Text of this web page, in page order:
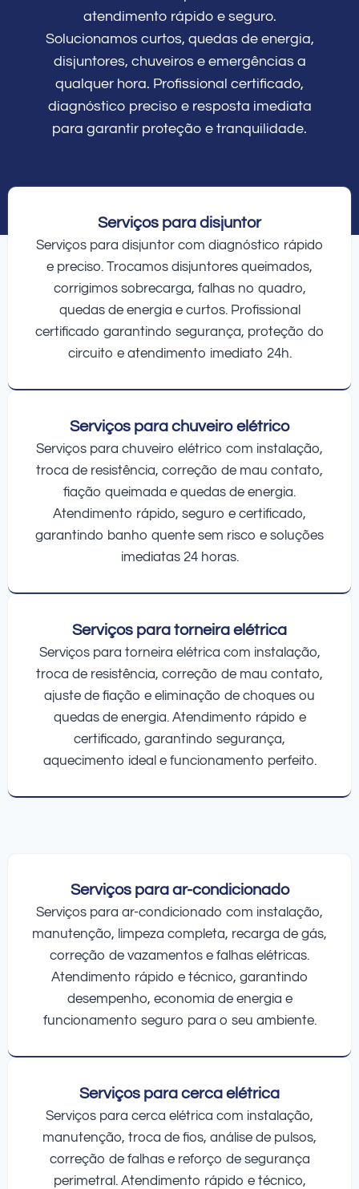
atendimento rápido e seguro.
Solucionamos curtos, quedas de energia,
disjuntores, chuveiros e emergências a
qualquer hora. Profissional certificado,
diagnóstico preciso e resposta imediata
para garantir proteção e tranquilidade.
Serviços para disjuntor
Serviços para disjuntor com diagnóstico rápido
e preciso. Trocamos disjuntores queimados,
corrigimos sobrecarga, falhas no quadro,
quedas de energia e curtos. Profissional
certificado garantindo segurança, proteção do
circuito e atendimento imediato 24h.
Serviços para chuveiro elétrico
Serviços para chuveiro elétrico com instalação,
troca de resistência, correção de mau contato,
fiação queimada e quedas de energia.
Atendimento rápido, seguro e certificado,
garantindo banho quente sem risco e soluções
imediatas 24 horas.
Serviços para torneira elétrica
Serviços para torneira elétrica com instalação,
troca de resistência, correção de mau contato,
ajuste de fiação e eliminação de choques ou
quedas de energia. Atendimento rápido e
certificado, garantindo segurança,
aquecimento ideal e funcionamento perfeito.
Serviços para ar-condicionado
Serviços para ar-condicionado com instalação,
manutenção, limpeza completa, recarga de gás,
correção de vazamentos e falhas elétricas.
Atendimento rápido e técnico, garantindo
desempenho, economia de energia e
funcionamento seguro para o seu ambiente.
Serviços para cerca elétrica
Serviços para cerca elétrica com instalação,
manutenção, troca de fios, análise de pulsos,
correção de falhas e reforço de segurança
perimetral. Atendimento rápido e técnico,